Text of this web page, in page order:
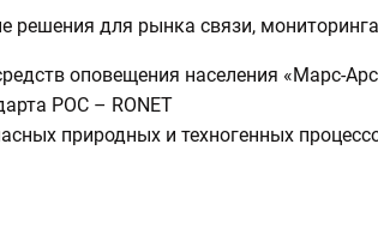
решения для рынка связи,
оповещения населения «Марс-
POC – RONET
природных и техногенных